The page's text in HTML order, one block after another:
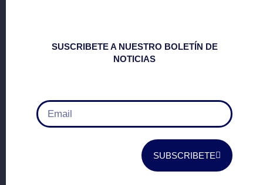
SUSCRIBETE A NUESTRO BOLETÍN DE
NOTICIAS
SUBSCRIBETE